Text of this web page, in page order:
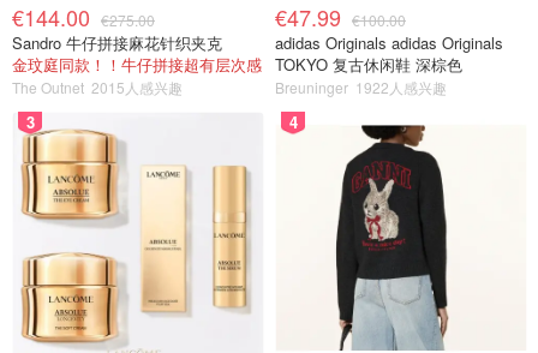
€144.00 €275.00
Sandro 牛仔拼接麻花针织夹克
金玟庭同款！！牛仔拼接超有层次感
The Outnet 2015人感兴趣
€47.99 €100.00
adidas Originals adidas Originals
TOKYO 复古休闲鞋 深棕色
Breuninger 1922人感兴趣
3 4